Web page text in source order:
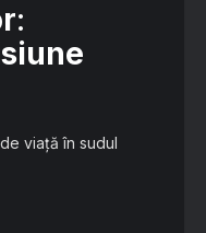
:
viață în sudul